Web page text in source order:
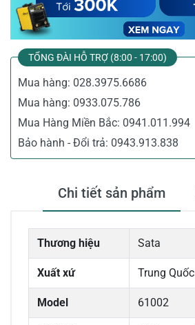
TỔNG ĐÀI HỖ TRỢ (8:00 - 17:00)
Mua hàng: 028.3975.6686
Mua hàng: 0933.075.786
Mua Hàng Miền Bắc: 0941.011.994
Bảo hành - Đổi trả: 0943.913.838
Chi tiết sản phẩm
Thương hiệu Sata
Xuất xứ Trung Quốc
Model 61002